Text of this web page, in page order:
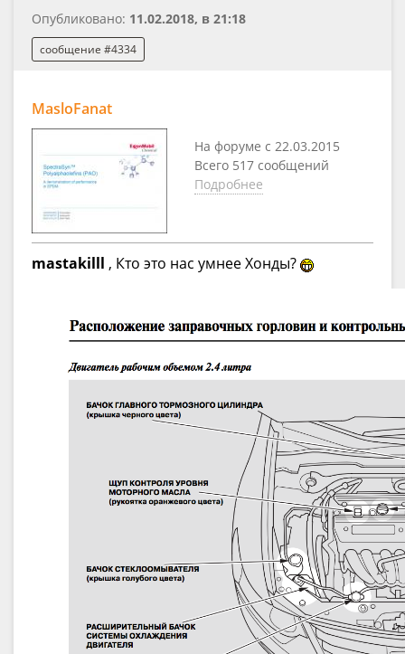
Опубликовано: 11.02.2018, в 21:18
сообщение #4334
MasloFanat
На форуме с 22.03.2015
Всего 517 сообщений
Подробнее
mastakilll , Кто это нас умнее Хонды?